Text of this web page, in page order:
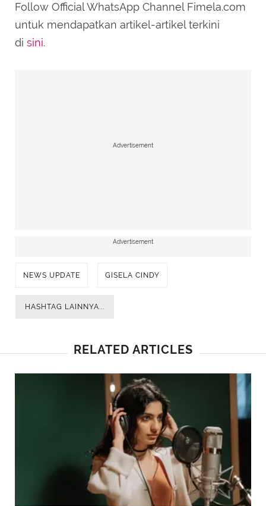
Follow Official WhatsApp Channel Fimela.com
untuk mendapatkan artikel-artikel terkini
di sini.
Advertisement
Advertisement
NEWS UPDATE GISELA CINDY
HASHTAG LAINNYA...
RELATED ARTICLES